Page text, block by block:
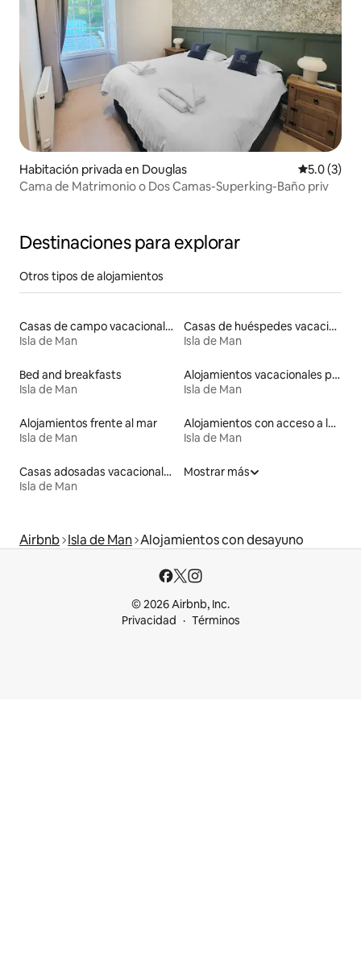
Habitación privada en Douglas
5.0 (3)
Cama de Matrimonio o Dos Camas-Superking-Baño priv
Destinaciones para explorar
Otros tipos de alojamientos
Casas de campo vacacionales
Isla de Man
Casas de huéspedes vacacionales
Isla de Man
Bed and breakfasts
Isla de Man
Alojamientos vacacionales para familias
Isla de Man
Alojamientos frente al mar
Isla de Man
Alojamientos con acceso a la playa
Isla de Man
Casas adosadas vacacionales
Isla de Man
Mostrar más
Airbnb Isla de Man Alojamientos con desayuno
© 2026 Airbnb, Inc.
Privacidad
Términos